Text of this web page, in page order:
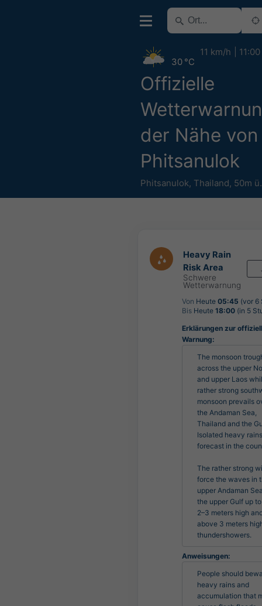
Offizielle
der Nähe von
Phitsanulok
Phitsanulok, Thailand, 50m
30 °C
11 km/h 11:00
Heavy Rain
Risk Area
Schwere
Wetterwarnung
Von Heute 05:45 (vor 6
Bis Heute 18:00 (in 5
Erklärungen zur
Warnung:
The monsoon
across the upper
and upper Laos
rather strong
monsoon prevails
the Andaman Sea,
Thailand and the
Isolated heavy
forecast in the
The rather strong
force the waves in
upper Andaman
the upper Gulf up
2–3 meters high
above 3 meters
thundershowers.
Anweisungen:
People should
heavy rains and
accumulation that